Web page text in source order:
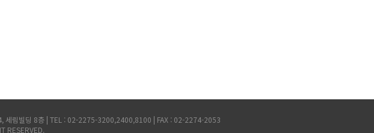
세림빌딩 8층 | TEL : 02-2275-3200,2400,8100 | FAX : 02-2274-2053
RESERVED.